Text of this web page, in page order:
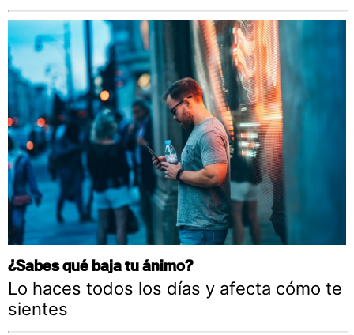
¿Sabes qué baja tu ánimo?
Lo haces todos los días y afecta cómo te
sientes